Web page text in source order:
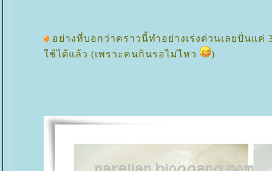
อย่างที่บอกว่าคราวนี้ทำอย่างเร่งด่วนเลยปั่นแ
ช้ได้แล้ว (เพราะคนกินรอไม่ไหว
)